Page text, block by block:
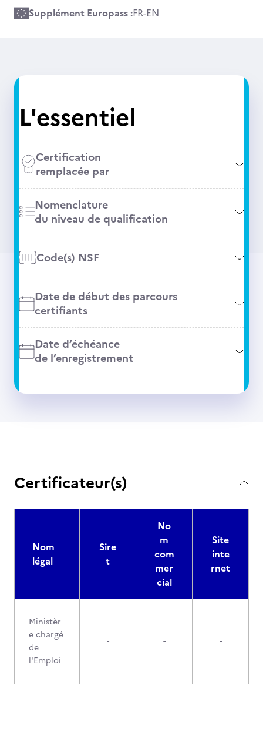
Supplément Europass :FR-EN
L'essentiel
Certification
remplacée par
Nomenclature
du niveau de qualification
Code(s) NSF
Date de début des parcours
certifiants
Date d’échéance
de l’enregistrement
Certificateur(s)
Nom
légal
Sire
t
No
m
com
mer
cial
Site
inte
rnet
Ministèr
e chargé
de
l'Emploi
- - -